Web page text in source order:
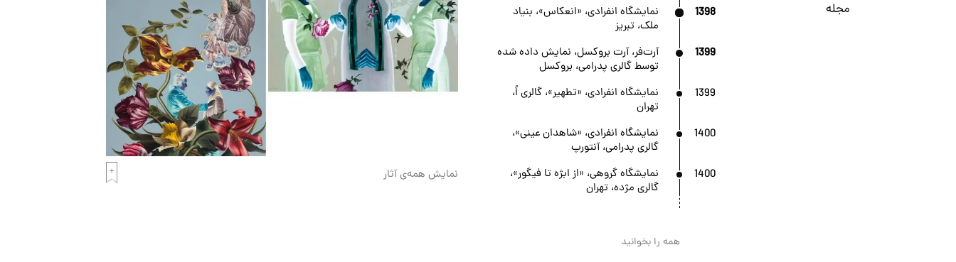
مجله
1398
نمایشگاه انفرادی، «انعکاس»، بنیاد
ملک، تبریز
1399
آرت‌فر، آرت بروکسل، نمایش داده شده
توسط گالری پدرامی، بروکسل
1399
نمایشگاه انفرادی، «تطهیر»، گالری اُ،
تهران
1400
نمایشگاه انفرادی، «شاهدان عینی»،
گالری پدرامی، آنتورپ
1400
نمایشگاه گروهی، «از ابژه تا فیگور»،
گالری مژده، تهران
همه را بخوانید
نمایش همه‌ی آثار